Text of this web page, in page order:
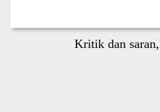
Kritik dan